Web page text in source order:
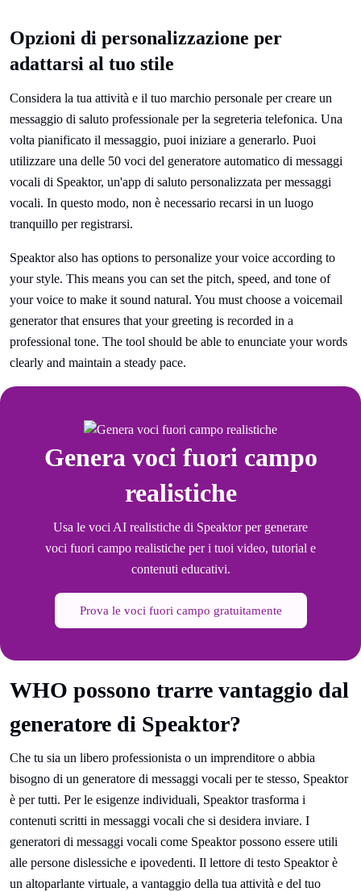
Opzioni di personalizzazione per
adattarsi al tuo stile
Considera la tua attività e il tuo marchio personale per creare un
messaggio di saluto professionale per la segreteria telefonica. Una
volta pianificato il messaggio, puoi iniziare a generarlo. Puoi
utilizzare una delle 50 voci del generatore automatico di messaggi
vocali di Speaktor, un'app di saluto personalizzata per messaggi
vocali. In questo modo, non è necessario recarsi in un luogo
tranquillo per registrarsi.
Speaktor also has options to personalize your voice according to
your style. This means you can set the pitch, speed, and tone of
your voice to make it sound natural. You must choose a voicemail
generator that ensures that your greeting is recorded in a
professional tone. The tool should be able to enunciate your words
clearly and maintain a steady pace.
Genera voci fuori campo
realistiche
Usa le voci AI realistiche di Speaktor per generare
voci fuori campo realistiche per i tuoi video, tutorial e
contenuti educativi.
Prova le voci fuori campo gratuitamente
WHO possono trarre vantaggio dal
generatore di Speaktor?
Che tu sia un libero professionista o un imprenditore o abbia
bisogno di un generatore di messaggi vocali per te stesso, Speaktor
è per tutti. Per le esigenze individuali, Speaktor trasforma i
contenuti scritti in messaggi vocali che si desidera inviare. I
generatori di messaggi vocali come Speaktor possono essere utili
alle persone dislessiche e ipovedenti. Il lettore di testo Speaktor è
un altoparlante virtuale, a vantaggio della tua attività e del tuo